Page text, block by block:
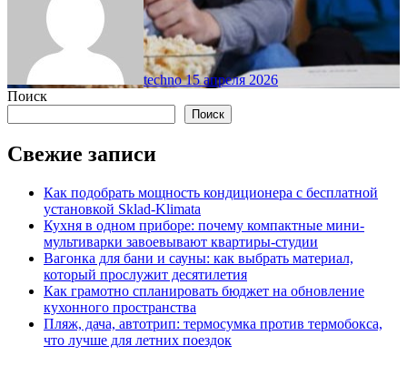
techno15 апреля 2026
Поиск
Поиск
Свежие записи
Как подобрать мощность кондиционера с бесплатной
установкой Sklad-Klimata
Кухня в одном приборе: почему компактные мини-
мультиварки завоевывают квартиры-студии
Вагонка для бани и сауны: как выбрать материал,
который прослужит десятилетия
Как грамотно спланировать бюджет на обновление
кухонного пространства
Пляж, дача, автотрип: термосумка против термобокса,
что лучше для летних поездок